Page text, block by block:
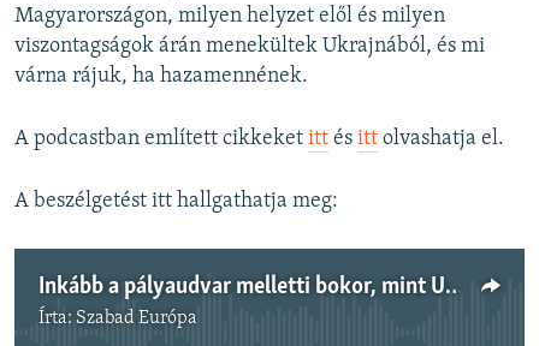
Magyarországon, milyen helyzet elől és milyen
viszontagságok árán menekültek Ukrajnából, és mi
várna rájuk, ha hazamennének.
A podcastban említett cikkeket itt és itt olvashatja el.
A beszélgetést itt hallgathatja meg:
Inkább a pályaudvar melletti bokor, mint Ukrajna – kárpátaljai menekültek Magyarországon
Írta: Szabad Európa
Jelenleg nincs elérhető tartalom